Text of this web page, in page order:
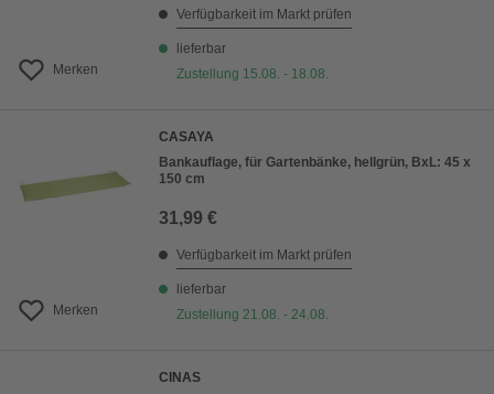
Merken
Verfügbarkeit im Markt prüfen
lieferbar
Zustellung 15.08. - 18.08.
Merken
CASAYA
Bankauflage, für Gartenbänke, hellgrün, BxL: 45 x
150 cm
31,99 €
Verfügbarkeit im Markt prüfen
lieferbar
Zustellung 21.08. - 24.08.
CINAS